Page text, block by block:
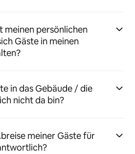
meinen persönlichen
Gäste in meinen
in das Gebäude / die
nicht da bin?
meiner Gäste für